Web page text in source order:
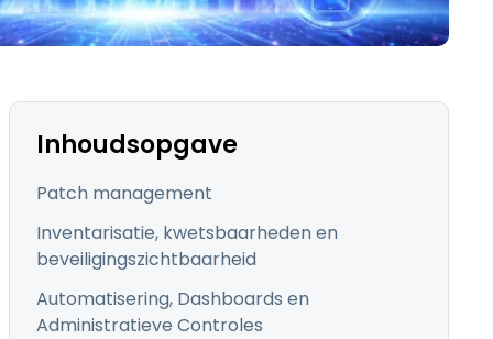
sectoren
日本語
ภาษาไทย
Inhoudsopgave
Patch management
Inventarisatie, kwetsbaarheden en
beveiligingszichtbaarheid
Automatisering, Dashboards en
Administratieve Controles